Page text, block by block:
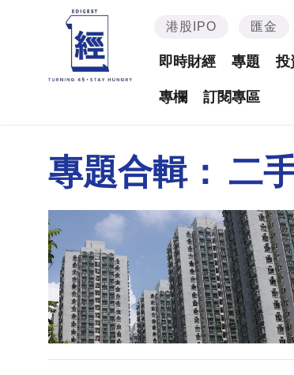
港股IPO 匯金
即時財經 專題 投
專欄 訂閱專區
專題合輯： 二